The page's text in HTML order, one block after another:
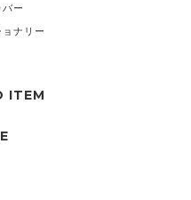
ー
ナリー
ITEM